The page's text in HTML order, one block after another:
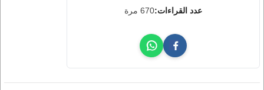
عدد القراءات:670 مرة